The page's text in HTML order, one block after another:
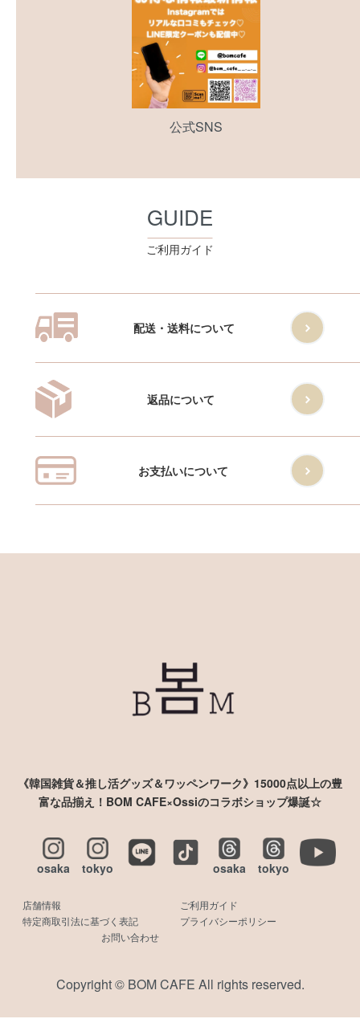
公式SNS
GUIDE
ご利用ガイド
配送・送料について
返品について
お支払いについて
《韓国雑貨＆推し活グッズ＆ワッペンワーク》15000点以上の豊
富な品揃え！BOM CAFE×Ossiのコラボショップ爆誕☆
osaka tokyo osaka tokyo
店舗情報
ご利用ガイド
特定商取引法に基づく表記
プライバシーポリシー
お問い合わせ
Copyright © BOM CAFE All rights reserved.